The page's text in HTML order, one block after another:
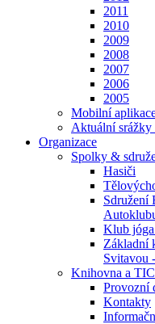
2011
2010
2009
2008
2007
2006
2005
Mobilní
Aktuální srážky
Organizace
Spolky &
Hasiči
Sdružení
Klub
Základní
Svitavou
Knihovna a TIC
Provozní
Kontakty